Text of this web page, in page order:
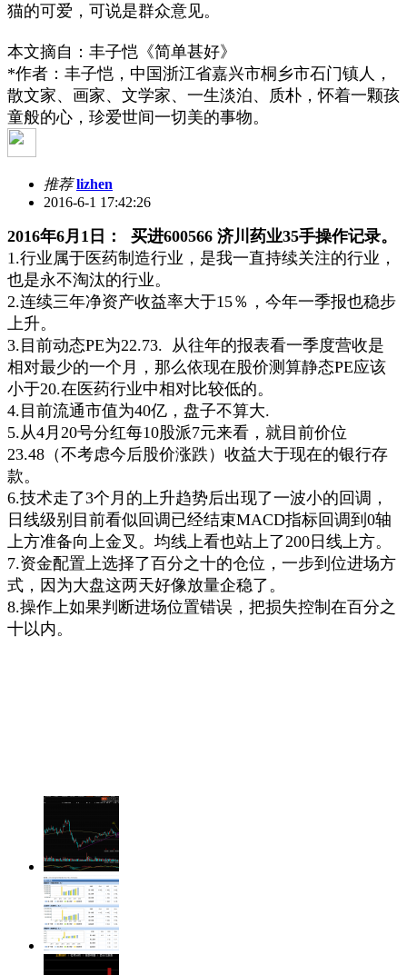
猫的可爱，可说是群众意见。
本文摘自：丰子恺《简单甚好》
*作者：丰子恺，中国浙江省嘉兴市桐乡市石门镇人，
散文家、画家、文学家、一生淡泊、质朴，怀着一颗孩
童般的心，珍爱世间一切美的事物。
推荐lizhen
2016-6-1 17:42:26
2016年6月1日： 买进600566 济川药业35手操作记录。
1.行业属于医药制造行业，是我一直持续关注的行业，
也是永不淘汰的行业。
2.连续三年净资产收益率大于15％，今年一季报也稳步
上升。
3.目前动态PE为22.73. 从往年的报表看一季度营收是
相对最少的一个月，那么依现在股价测算静态PE应该
小于20.在医药行业中相对比较低的。
4.目前流通市值为40亿，盘子不算大.
5.从4月20号分红每10股派7元来看，就目前价位
23.48（不考虑今后股价涨跌）收益大于现在的银行存
款。
6.技术走了3个月的上升趋势后出现了一波小的回调，
日线级别目前看似回调已经结束MACD指标回调到0轴
上方准备向上金叉。均线上看也站上了200日线上方。
7.资金配置上选择了百分之十的仓位，一步到位进场方
式，因为大盘这两天好像放量企稳了。
8.操作上如果判断进场位置错误，把损失控制在百分之
十以内。